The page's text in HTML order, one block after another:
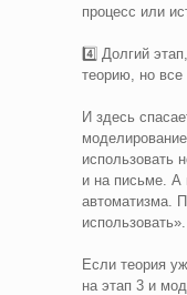
процесс или
4️⃣ Долгий
теорию, но все
И здесь
использовать
и на письме.
автоматизма.
использовать».
Если теория
на этап 3 и